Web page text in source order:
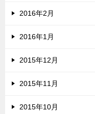
2016年2月
2016年1月
2015年12月
2015年11月
2015年10月